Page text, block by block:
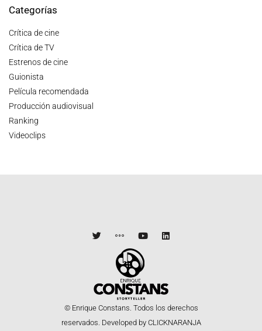
Categorías
Crítica de cine
Crítica de TV
Estrenos de cine
Guionista
Película recomendada
Producción audiovisual
Ranking
Videoclips
© Enrique Constans. Todos los derechos
reservados. Developed by CLICKNARANJA